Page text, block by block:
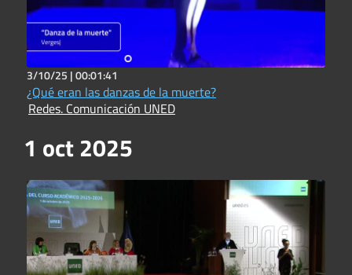
3/10/25 |00:01:41
¿Qué eran las danzas de la muerte?
Redes. Comunicación UNED
1 oct 2025